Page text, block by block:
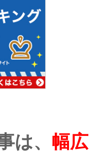
は、 幅広